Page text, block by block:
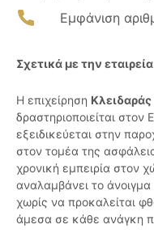
Εμφάνιση
Σχετικά με την
Η επιχείρηση
δραστηριοποιείται
εξειδικεύεται στην
στον τομέα της
χρονική εμπειρία στον
αναλαμβάνει το
χωρίς να προκαλείται
άμεσα σε κάθε ανάγκη